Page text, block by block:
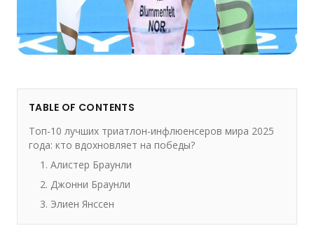
TABLE OF CONTENTS
Топ-10 лучших триатлон-инфлюенсеров мира 2025
года: кто вдохновляет на победы?
1. Алистер Браунли
2. Джонни Браунли
3. Элиен Янссен